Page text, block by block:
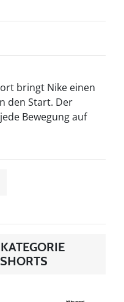
bringt Nike einen
den Start. Der
Bewegung auf